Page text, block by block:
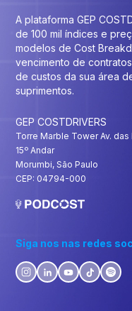
A plataforma GEP
de 100 mil índices e
modelos de Cost
vencimento de
de custos da sua área
suprimentos.
GEP COSTDRIVERS
Torre Marble Tower Av. das
15º Andar
Morumbi, São Paulo
CEP: 04794-000
Siga nos nas redes